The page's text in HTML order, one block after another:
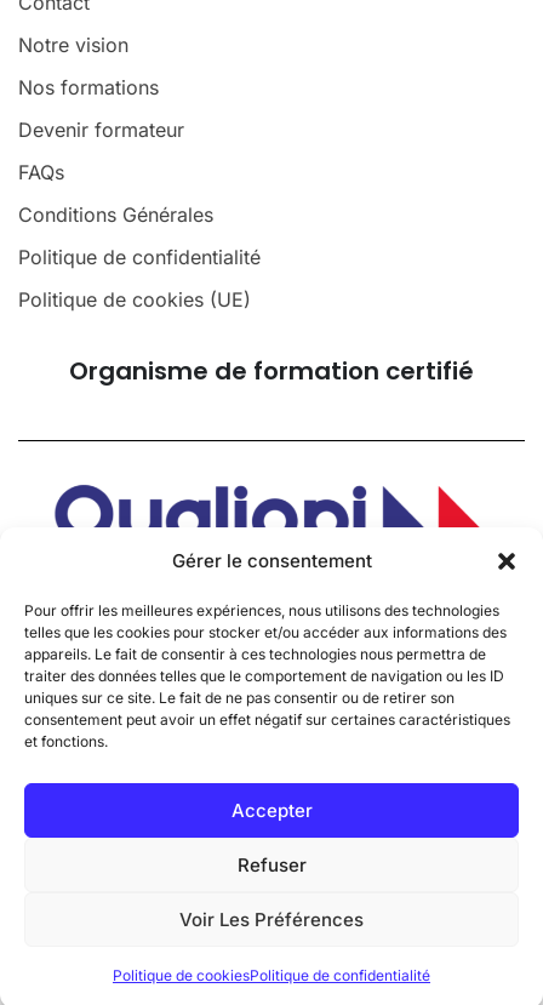
Gérer le consentement
Pour offrir les meilleures expériences, nous utilisons des technologies
telles que les cookies pour stocker et/ou accéder aux informations des
appareils. Le fait de consentir à ces technologies nous permettra de
traiter des données telles que le comportement de navigation ou les ID
uniques sur ce site. Le fait de ne pas consentir ou de retirer son
consentement peut avoir un effet négatif sur certaines caractéristiques
et fonctions.
Accepter
Refuser
Voir Les Préférences
Politique de cookiesPolitique de confidentialité
Notre vision
Nos formations
Devenir formateur
FAQs
Conditions Générales
Politique de confidentialité
Politique de cookies (UE)
Organisme de formation certifié
J’apprends une langue
Agence Web & Communication : NOKYTECH